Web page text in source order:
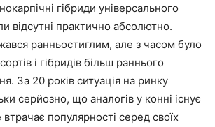
гібриди універсального
відсутні практично абсолютно.
ранньостиглим, але з часом було
і гібридів більш раннього
За 20 років ситуація на ринку
серйозно, що аналогів у конні існує
втрачає популярності серед своїх